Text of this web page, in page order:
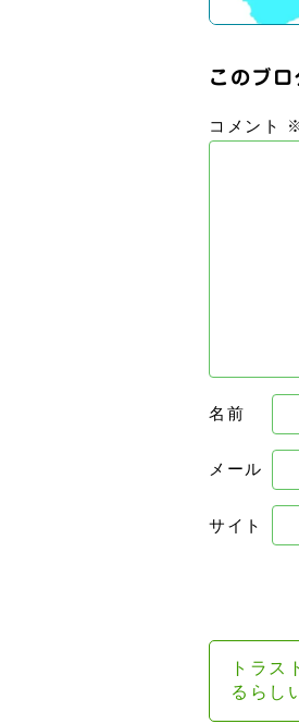
このブ
コメント
名前
メール
サイト
トラス
るらし